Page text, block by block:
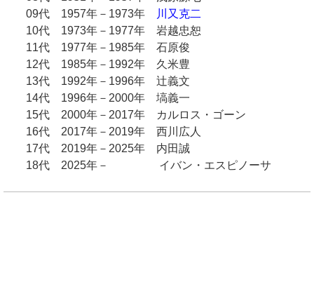
09代 1957年－1973年
川又克二
10代 1973年－1977年 岩越忠恕
11代 1977年－1985年 石原俊
12代 1985年－1992年 久米豊
13代 1992年－1996年 辻義文
14代 1996年－2000年 塙義一
15代 2000年－2017年 カルロス・ゴーン
16代 2017年－2019年 西川広人
17代 2019年－2025年 内田誠
18代 2025年－ イバン・エスピノーサ